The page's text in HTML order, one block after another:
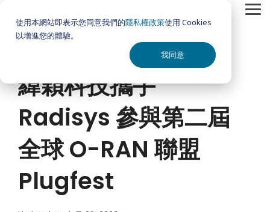
使用本網站即表示您同意我們的隱私權政策使用 Cookies
以增進您的體驗。
我同意
main
緯穎科技攜手
Radisys 參與第二屆
全球 O-RAN 聯盟
Plugfest